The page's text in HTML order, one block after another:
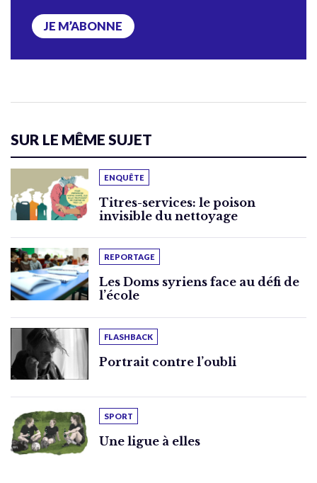
JE M’ABONNE
SUR LE MÊME SUJET
ENQUÊTE
Titres-services: le poison
invisible du nettoyage
REPORTAGE
Les Doms syriens face au défi de
l’école
FLASHBACK
Portrait contre l’oubli
SPORT
Une ligue à elles